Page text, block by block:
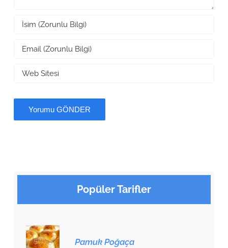
Popüler Tarifler
Pamuk Poğaça